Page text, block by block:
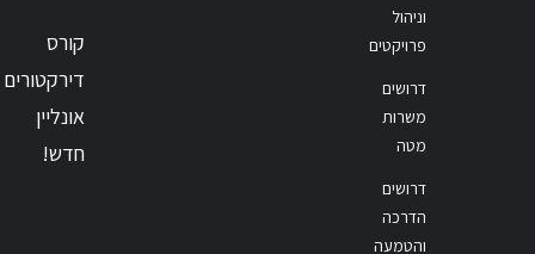
וניהול
פרויקטים
דרושים
משרות
מטה
דרושים
הדרכה
והטמעה
קורס
דירקטורים
אונליין
חדש!